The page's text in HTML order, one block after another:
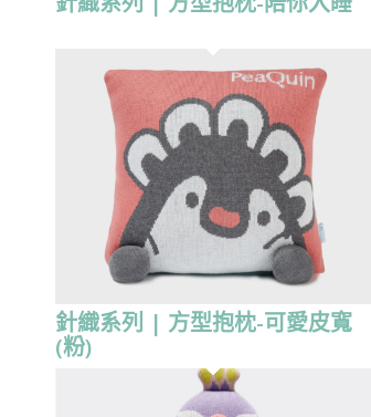
針織系列 | 方型抱枕-可愛皮寬
(粉)